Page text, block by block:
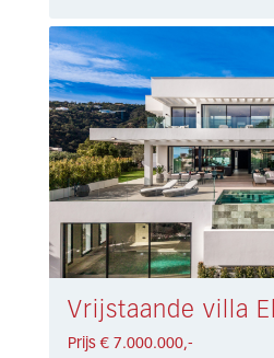
Prijs € 7.000.000,-